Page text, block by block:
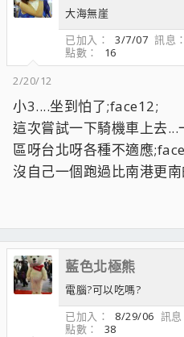
大海無崖
已加入
3/7/07 訊息
點數
16
2/20/12
小3....坐到怕了;face12;
這次嘗試一下騎機車上去
區呀台北呀各種不適應
沒自己一個跑過比南港更
藍色北極熊
電腦?可以吃嗎?
已加入
8/29/06 訊息
點數
38